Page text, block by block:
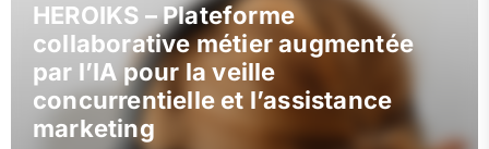
HEROIKS – Plateforme
collaborative métier augmentée
par l’IA pour la veille
concurrentielle et l’assistance
marketing